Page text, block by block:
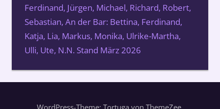
Ferdinand, Jürgen, Michael, Richard, Robert,
Sebastian, An der Bar: Bettina, Ferdinand,
Katja, Lia, Markus, Monika, Ulrike-Martha,
Ulli, Ute, N.N. Stand März 2026
WordPress-Theme: Tortuga von ThemeZee.